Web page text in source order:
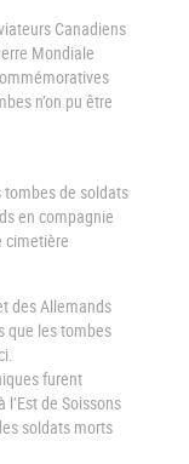
Canadiens
Mondiale
n’on pu être
de soldats
en compagnie
cimetière
des Allemands
que les tombes
furent
de Soissons
soldats morts